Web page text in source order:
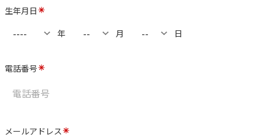
生年月日
年
月 日
電話番号
メールアドレス